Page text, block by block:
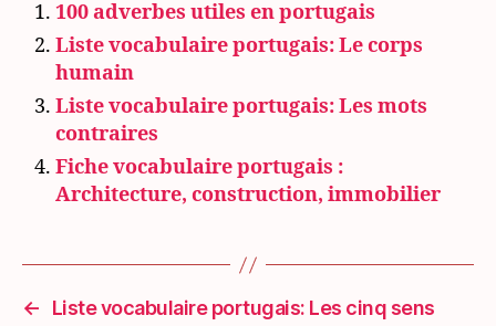
100 adverbes utiles en portugais
Liste vocabulaire portugais: Le corps
humain
Liste vocabulaire portugais: Les mots
contraires
Fiche vocabulaire portugais :
Architecture, construction, immobilier
←
Liste vocabulaire portugais: Les cinq sens